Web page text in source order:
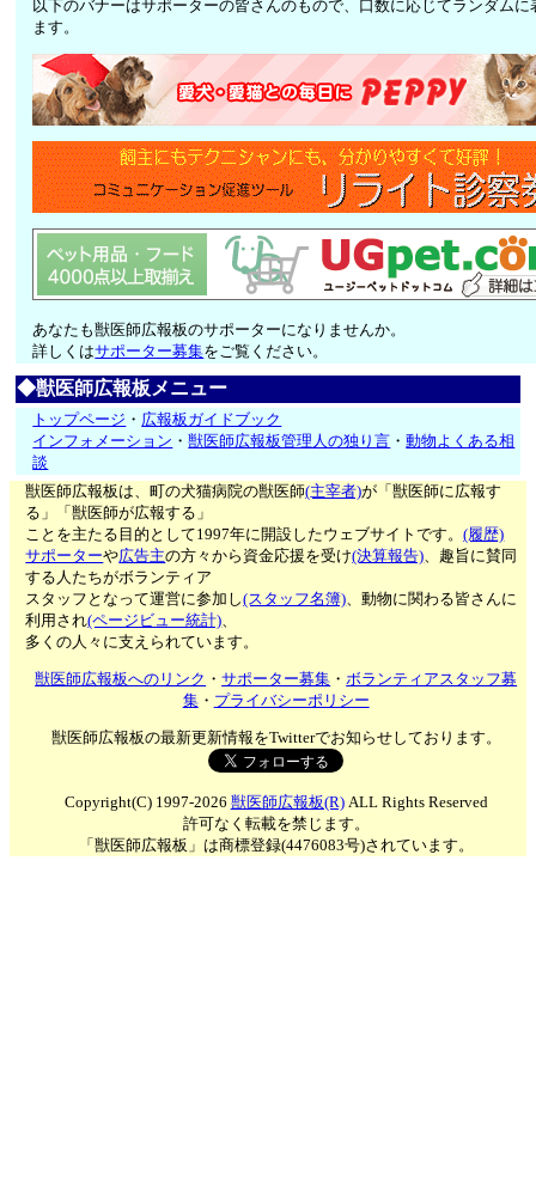
以下のバナーはサポーターの皆さんのもので、口数に応じてランダムに
ます。
あなたも獣医師広報板のサポーターになりませんか。
詳しくはサポーター募集をご覧ください。
◆獣医師広報板メニュー
トップページ ・ 広報板ガイドブック
インフォメーション ・獣医師広報板管理人の独り言 ・動物よくある相
談
獣医師広報板は、町の犬猫病院の獣医師(主宰者)が「獣医師に広報す
る」「獣医師が広報する」
ことを主たる目的として1997年に開設したウェブサイトです。(履歴)
サポーターや広告主の方々から資金応援を受け(決算報告)、趣旨に賛同
する人たちがボランティア
スタッフとなって運営に参加し(スタッフ名簿)、動物に関わる皆さんに
利用され(ページビュー統計)、
多くの人々に支えられています。
獣医師広報板へのリンク ・サポーター募集 ・ボランティアスタッフ募
集・ プライバシーポリシー
獣医師広報板の最新更新情報をTwitterでお知らせしております。
Copyright(C) 1997-2026 獣医師広報板(R)ALL Rights Reserved
許可なく転載を禁じます。
「獣医師広報板」は商標登録(4476083号)されています。